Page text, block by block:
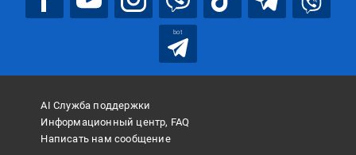
bot
AI Служба поддержки
Информационный центр, FAQ
Написать нам сообщение